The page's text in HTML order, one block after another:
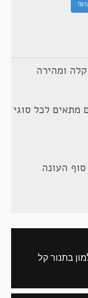
ומהירה
לכל סוגי
העונה
בתנור קל